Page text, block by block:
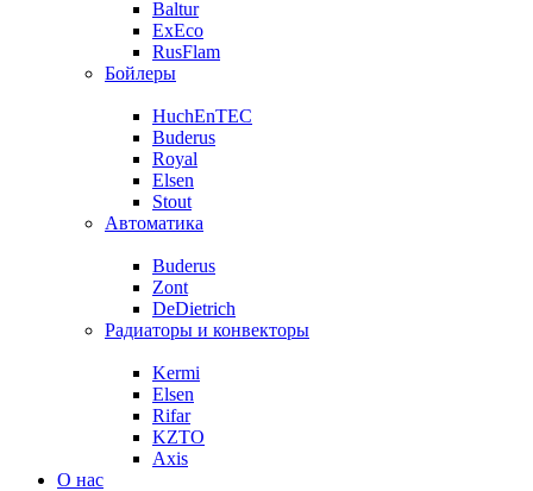
Baltur
ExEco
RusFlam
Бойлеры
HuchEnTEC
Buderus
Royal
Elsen
Stout
Автоматика
Buderus
Zont
DeDietrich
Радиаторы и конвекторы
Kermi
Elsen
Rifar
KZTO
Axis
О нас